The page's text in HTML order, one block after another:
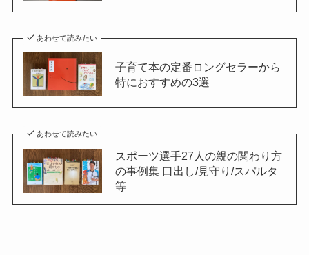
あわせて読みたい
子育て本の定番ロングセラーから
特におすすめの3選
あわせて読みたい
スポーツ選手27人の親の関わり方
の事例集 口出し/見守り/スパルタ
等